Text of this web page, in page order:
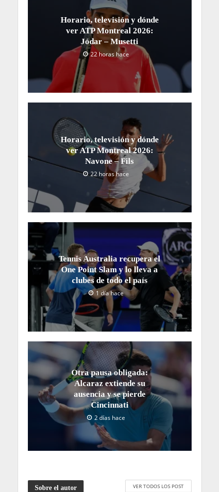
Horario, televisión y dónde
ver ATP Montreal 2026:
Jódar – Musetti
22 horas hace
Horario, televisión y dónde
ver ATP Montreal 2026:
Navone – Fils
22 horas hace
Tennis Australia recupera el
One Point Slam y lo lleva a
clubes de todo el país
1 día hace
Otra pausa obligada:
Alcaraz extiende su
ausencia y se pierde
Cincinnati
2 días hace
Sobre el autor VER TODOS LOS POST